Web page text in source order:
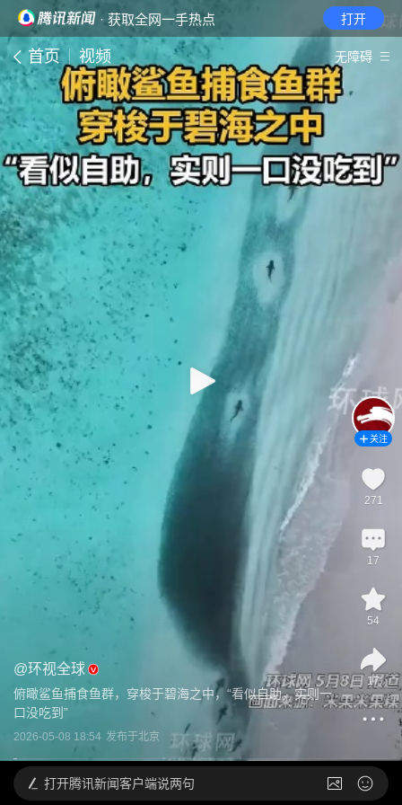
· 获取全网一手热点 打开
首页 视频 无障碍
@环视全球
俯瞰鲨鱼捕食鱼群，穿梭于碧海之中，“看似自助，实则一
口没吃到”
2026-05-08 18:54 发布于北京
关注
271
17
54
17
打开腾讯新闻客户端说两句